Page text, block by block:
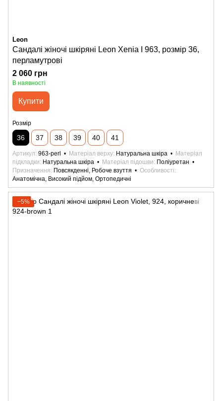
Leon
Сандалі жіночі шкіряні Leon Xenia I 963, розмір 36,
перламутрові
2 060 грн
В наявності
Купити
Розмір
36 37 38 39 40 41
Артикул 963-perl Матеріал верху Натуральна шкіра
Матеріал
підкладки
Натуральна шкіра Матеріал підошви
Поліуретан
Призначення
Повсякденні, Робоче взуття
Особливості
Анатомічна, Високий підйом, Ортопедичні
−5%